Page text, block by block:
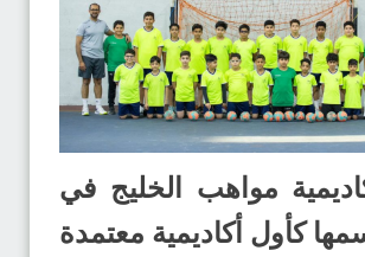
مواهب الخليج في
كأول أكاديمية معتمدة